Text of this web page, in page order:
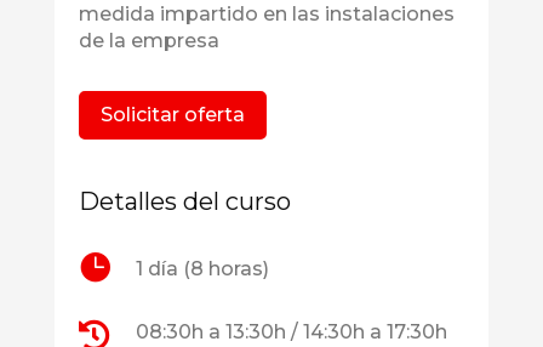
medida impartido en las instalaciones
de la empresa
Solicitar oferta
Detalles del curso
 1 día (8 horas)
 08:30h a 13:30h / 14:30h a 17:30h